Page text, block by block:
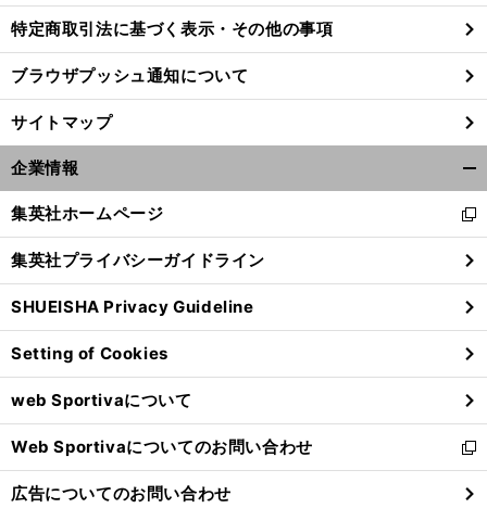
特定商取引法に基づく表示・その他の事項
ブラウザプッシュ通知について
サイトマップ
企業情報
閉
る
集英社ホームページ
新
し
い
ウ
ィ
ン
ド
ウ
で
開
く
集英社プライバシーガイドライン
SHUEISHA Privacy Guideline
Setting of Cookies
web Sportivaについて
Web Sportivaについてのお問い合わせ
新
し
い
広告についてのお問い合わせ